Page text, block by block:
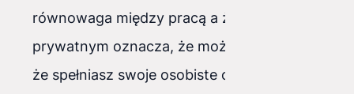
równowaga między pracą a życiem
prywatnym oznacza, że możesz być pewien,
że spełniasz swoje osobiste obowiązki wobec